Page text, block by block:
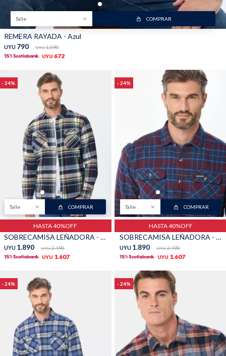
Talle COMPRAR
REMERA RAYADA - Azul
UYU 790 UYU 1.590
UYU 672
24
Talle COMPRAR
HASTA 40%OFF
SOBRECAMISA LEÑADORA - Azul oscuro
UYU 1.890 UYU 2.490
UYU 1.607
24
Talle COMPRAR
HASTA 40%OFF
SOBRECAMISA LEÑADORA - Bordo
UYU 1.890 UYU 2.490
UYU 1.607
24 24